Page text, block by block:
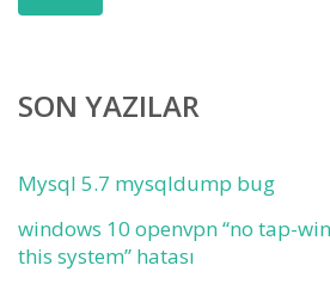
SON YAZILAR
Mysql 5.7 mysqldump bug
windows 10 openvpn “no tap-
this system” hatası